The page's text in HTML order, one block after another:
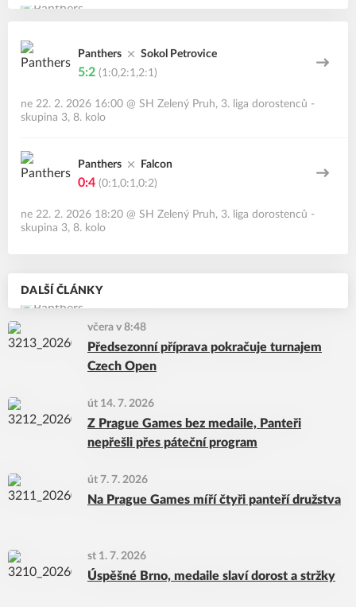
Panthers Sokol Petrovice
5:2 (1:0,2:1,2:1)
ne 22. 2. 2026 16:00 @ SH Zelený Pruh, 3. liga dorostenců -
skupina 3, 8. kolo
Panthers Falcon
0:4 (0:1,0:1,0:2)
ne 22. 2. 2026 18:20 @ SH Zelený Pruh, 3. liga dorostenců -
skupina 3, 8. kolo
DALŠÍ ČLÁNKY
včera v 8:48
Předsezonní příprava pokračuje turnajem
Czech Open
út 14. 7. 2026
Z Prague Games bez medaile, Panteři
nepřešli přes páteční program
út 7. 7. 2026
Na Prague Games míří čtyři panteří družstva
st 1. 7. 2026
Úspěšné Brno, medaile slaví dorost a stržky